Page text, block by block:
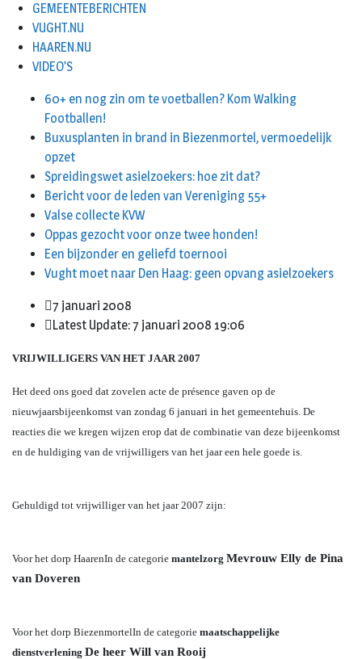
GEMEENTEBERICHTEN
VUGHT.NU
HAAREN.NU
VIDEO’S
60+ en nog zin om te voetballen? Kom Walking
Footballen!
Buxusplanten in brand in Biezenmortel, vermoedelijk
opzet
Spreidingswet asielzoekers: hoe zit dat?
Bericht voor de leden van Vereniging 55+
Valse collecte KVW
Oppas gezocht voor onze twee honden!
Een bijzonder en geliefd toernooi
Vught moet naar Den Haag: geen opvang asielzoekers
7 januari 2008
Latest Update: 7 januari 2008 19:06
VRIJWILLIGERS VAN HET JAAR 2007
Het deed ons goed dat zovelen acte de présence gaven op de
nieuwjaarsbijeenkomst van zondag 6 januari in het gemeentehuis. De
reacties die we kregen wijzen erop dat de combinatie van deze bijeenkomst
en de huldiging van de vrijwilligers van het jaar een hele goede is.
Gehuldigd tot vrijwilliger van het jaar 2007 zijn:
Voor het dorp HaarenIn de categorie mantelzorg Mevrouw Elly de Pina
van Doveren
Voor het dorp BiezenmortelIn de categorie maatschappelijke
dienstverlening De heer Will van Rooij